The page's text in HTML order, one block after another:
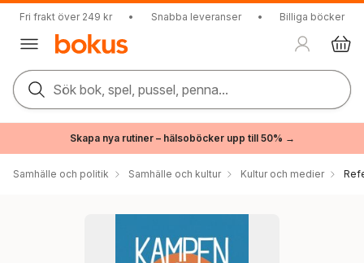
Fri frakt över 249 kr • Snabba leveranser • Billiga böcker
Sök bok, spel, pussel, penna...
Skapa nya rutiner – hälsoböcker upp till 50% →
Samhälle och politik Samhälle och kultur Kultur och medier